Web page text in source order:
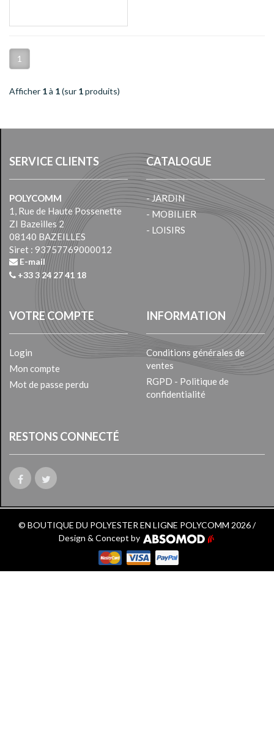
1
Afficher 1à 1(sur 1produits)
SERVICE CLIENTS
POLYCOMM
1, Rue de Haute Possenette
ZI Bazeilles 2
08140 BAZEILLES
Siret : 93757769000012
E-mail
+33 3 24 27 41 18
CATALOGUE
- JARDIN
- MOBILIER
- LOISIRS
VOTRE COMPTE
Login
Mon compte
Mot de passe perdu
INFORMATION
Conditions générales de
ventes
RGPD - Politique de
confidentialité
RESTONS CONNECTÉ
© BOUTIQUE DU POLYESTER EN LIGNE POLYCOMM 2026 /
Design & Concept by